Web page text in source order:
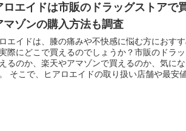
ロエイドは市販のドラッグストアで
マゾンの購入方法も調査
エイドは、膝の痛みや不快感に悩む方におす
際にどこで買えるのでしょうか？市販のドラ
るのか、楽天やアマゾンで買えるのか、気に
そこで、ヒアロエイドの取り扱い店舗や最安